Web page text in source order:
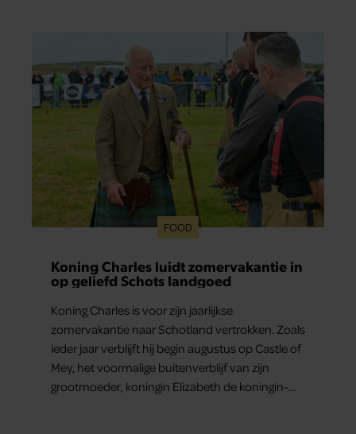
FOOD
Koning Charles luidt zomervakantie in
op geliefd Schots landgoed
Koning Charles is voor zijn jaarlijkse
zomervakantie naar Schotland vertrokken. Zoals
ieder jaar verblijft hij begin augustus op Castle of
Mey, het voormalige buitenverblijf van zijn
grootmoeder, koningin Elizabeth de koningin-